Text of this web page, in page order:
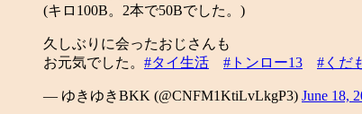
(キロ100B。2本で50Bでした。)
久しぶりに会ったおじさんも
お元気でした。 #タイ生活 #トンロー13 #くだ
— ゆきゆきBKK (@CNFM1KtiLvLkgP3) June 18,